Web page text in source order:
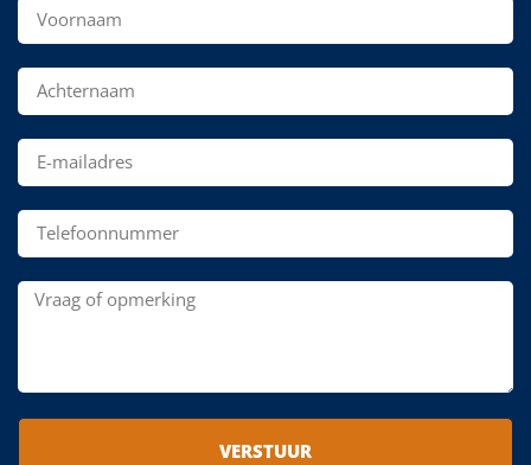
VERSTUUR